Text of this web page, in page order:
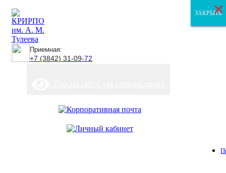
Приемная:
+7 (3842) 31-09-72
ЗАКРЫТЬ
ЗАКРЫТЬ
ЗАКРЫТЬ
×
×
×